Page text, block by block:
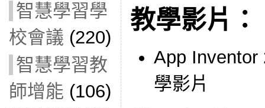
智慧學習學
校會議 (220)
智慧學習教
師增能 (106)
教學影片：
App Inventor
學影片